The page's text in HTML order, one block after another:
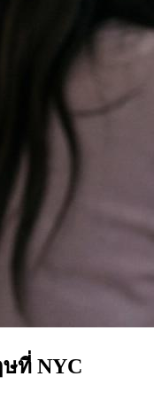
ที่ NYC